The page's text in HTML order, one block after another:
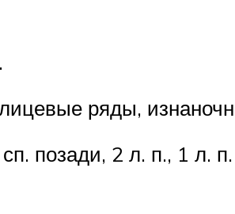
ряды,
позади, 2 л. п., 1 л.